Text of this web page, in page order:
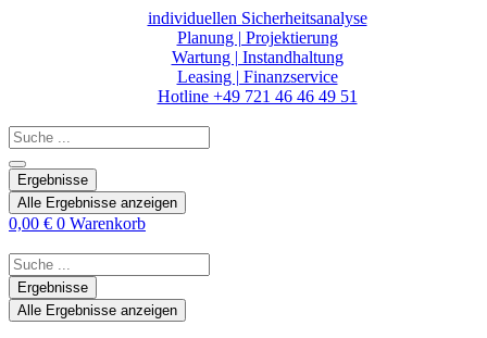
individuellen Sicherheitsanalyse
Planung | Projektierung
Wartung | Instandhaltung
Leasing | Finanzservice
Hotline +49 721 46 46 49 51
Search
...
Ergebnisse
Alle Ergebnisse anzeigen
0,00 € 0 Warenkorb
Search
...Ergebnisse
Alle Ergebnisse anzeigen